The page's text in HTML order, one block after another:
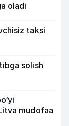
oladi
taksi
solish
mudofaa